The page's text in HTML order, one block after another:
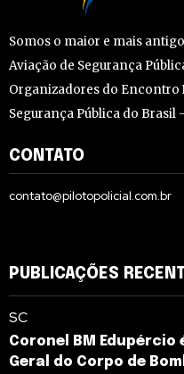
Somos o maior e mais
Aviação de Segurança
Organizadores do Encontro
Segurança Pública do Brasil -
CONTATO
contato@pilotopolicial.com.br
PUBLICAÇÕES
SC
Coronel BM Edupércio
Geral do Corpo de